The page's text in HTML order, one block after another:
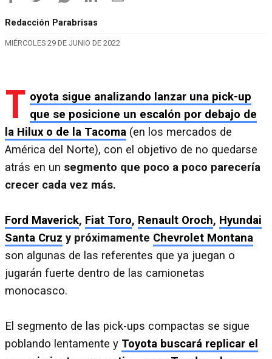
Redacción Parabrisas
MIÉRCOLES 29 DE JUNIO DE 2022
T oyota sigue analizando lanzar una pick-up
que se posicione un escalón por debajo de
la Hilux o de la Tacoma (en los mercados de
América del Norte), con el objetivo de no quedarse
atrás en un segmento que poco a poco parecería
crecer cada vez más.
Ford Maverick, Fiat Toro, Renault Oroch, Hyundai
Santa Cruz y próximamente Chevrolet Montana
son algunas de las referentes que ya juegan o
jugarán fuerte dentro de las camionetas
monocasco.
El segmento de las pick-ups compactas se sigue
poblando lentamente y Toyota buscará replicar el